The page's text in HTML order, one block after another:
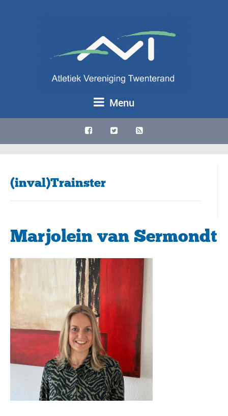
Menu
(inval)Trainster
Marjolein van Sermondt